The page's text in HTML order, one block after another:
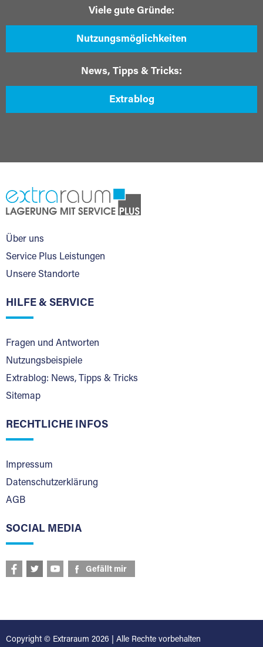
Viele gute Gründe:
Nutzungsmöglichkeiten
News, Tipps & Tricks:
Extrablog
Über uns
Service Plus Leistungen
Unsere Standorte
HILFE & SERVICE
Fragen und Antworten
Nutzungsbeispiele
Extrablog: News, Tipps & Tricks
Sitemap
RECHTLICHE INFOS
Impressum
Datenschutzerklärung
AGB
SOCIAL MEDIA
Gefällt mir
Copyright © Extraraum 2026 | Alle Rechte vorbehalten